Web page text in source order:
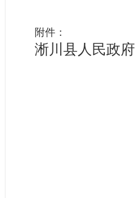
附件：
淅川县人民政府